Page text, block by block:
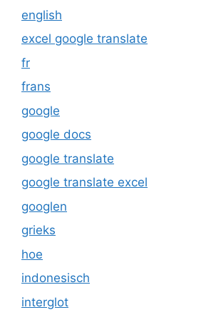
english
excel google translate
fr
frans
google
google docs
google translate
google translate excel
googlen
grieks
hoe
indonesisch
interglot